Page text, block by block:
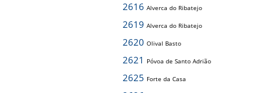
2616 Alverca do Ribatejo
2619 Alverca do Ribatejo
2620 Olival Basto
2621 Póvoa de Santo Adrião
2625 Forte da Casa